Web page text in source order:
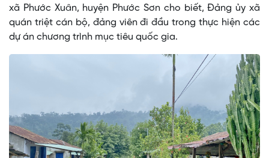
xã Phước Xuân, huyện Phước Sơn cho biết, Đảng ủy xã
quán triệt cán bộ, đảng viên đi đầu trong thực hiện các
dự án chương trình mục tiêu quốc gia.